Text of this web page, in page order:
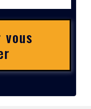
vous